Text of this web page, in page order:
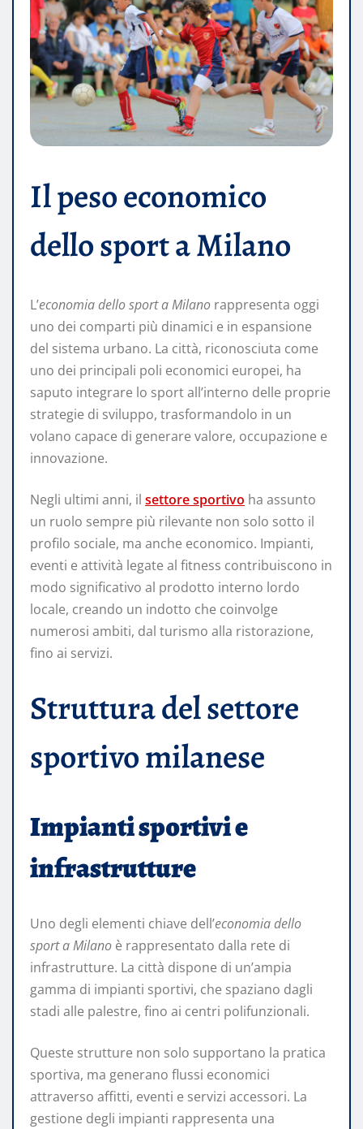
Il peso economico
dello sport a Milano
L’economia dello sport a Milano rappresenta oggi
uno dei comparti più dinamici e in espansione
del sistema urbano. La città, riconosciuta come
uno dei principali poli economici europei, ha
saputo integrare lo sport all’interno delle proprie
strategie di sviluppo, trasformandolo in un
volano capace di generare valore, occupazione e
innovazione.
Negli ultimi anni, il settore sportivo ha assunto
un ruolo sempre più rilevante non solo sotto il
profilo sociale, ma anche economico. Impianti,
eventi e attività legate al fitness contribuiscono in
modo significativo al prodotto interno lordo
locale, creando un indotto che coinvolge
numerosi ambiti, dal turismo alla ristorazione,
fino ai servizi.
Struttura del settore
sportivo milanese
Impianti sportivi e
infrastrutture
Uno degli elementi chiave dell’economia dello
sport a Milano è rappresentato dalla rete di
infrastrutture. La città dispone di un’ampia
gamma di impianti sportivi, che spaziano dagli
stadi alle palestre, fino ai centri polifunzionali.
Queste strutture non solo supportano la pratica
sportiva, ma generano flussi economici
attraverso affitti, eventi e servizi accessori. La
gestione degli impianti rappresenta una